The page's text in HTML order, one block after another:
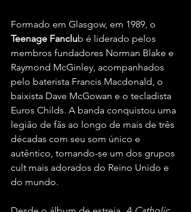
Formado em Glasgow, em 1989, o
Teenage Fanclub é liderado pelos
membros fundadores Norman Blake e
Raymond McGinley, acompanhados
pelo baterista Francis Macdonald, o
baixista Dave McGowan e o tecladista
Euros Childs. A banda conquistou uma
legião de fãs ao longo de mais de três
décadas com seu som único e
autêntico, tornando-se um dos grupos
cult mais adorados do Reino Unido e
do mundo.